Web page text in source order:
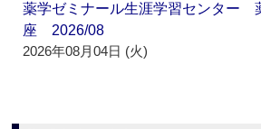
薬学ゼミナール生涯学習センター
座 2026/08
2026年08月04日 (火)